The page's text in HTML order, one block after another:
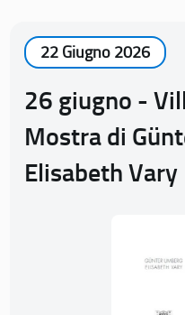
22 Giugno 2026
26 giugno -
Mostra di
Elisabeth Vary